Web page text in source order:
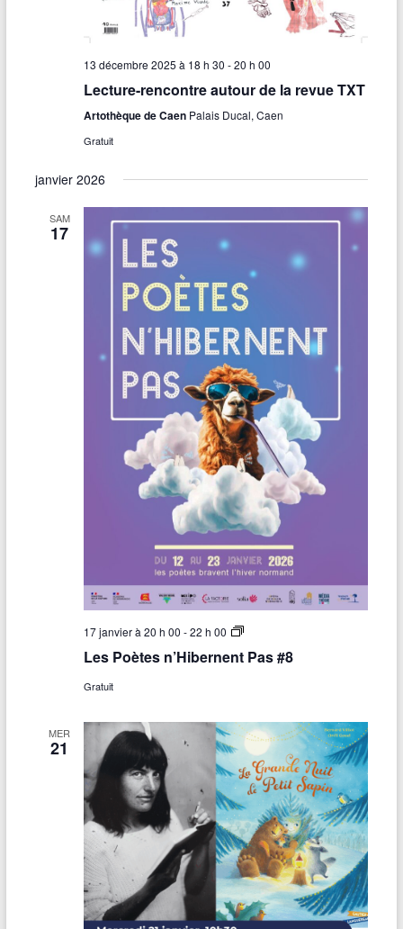
13 décembre 2025 à 18 h 30 -20 h 00
Lecture-rencontre autour de la revue TXT
Artothèque de Caen Palais Ducal, Caen
Gratuit
janvier 2026
SAM
17
17 janvier à 20 h 00 -22 h 00
L
s
e
s
’
H
i
b
e
r
n
e
n
t
P
Les Poètes n’Hibernent Pas #8
Gratuit
MER
21